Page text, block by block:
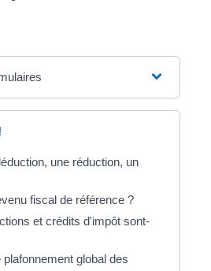
une réduction, un
fiscal de référence ?
et crédits d'impôt sont-
global des